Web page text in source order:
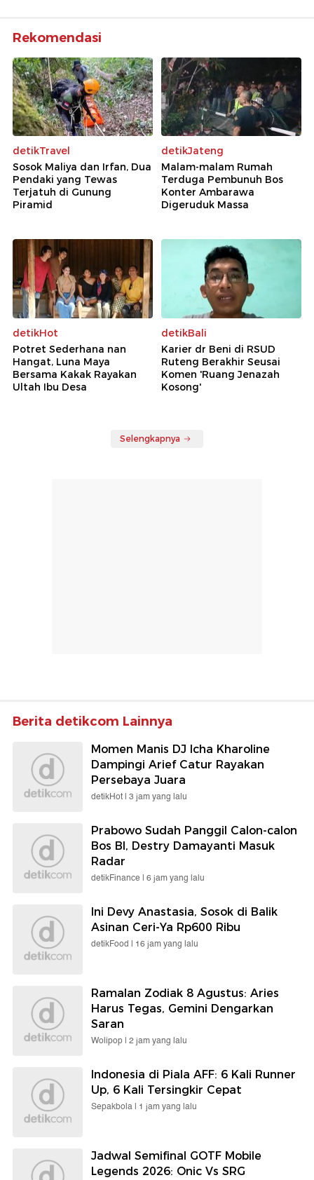
Rekomendasi
detikTravel
Sosok Maliya dan Irfan, Dua
Pendaki yang Tewas
Terjatuh di Gunung
Piramid
detikJateng
Malam-malam Rumah
Terduga Pembunuh Bos
Konter Ambarawa
Digeruduk Massa
detikHot
Potret Sederhana nan
Hangat, Luna Maya
Bersama Kakak Rayakan
Ultah Ibu Desa
detikBali
Karier dr Beni di RSUD
Ruteng Berakhir Seusai
Komen 'Ruang Jenazah
Kosong'
Selengkapnya
Berita detikcom Lainnya
Momen Manis DJ Icha Kharoline
Dampingi Arief Catur Rayakan
Persebaya Juara
detikHot | 3 jam yang lalu
Prabowo Sudah Panggil Calon-calon
Bos BI, Destry Damayanti Masuk
Radar
detikFinance | 6 jam yang lalu
Ini Devy Anastasia, Sosok di Balik
Asinan Ceri-Ya Rp600 Ribu
detikFood | 16 jam yang lalu
Ramalan Zodiak 8 Agustus: Aries
Harus Tegas, Gemini Dengarkan
Saran
Wolipop | 2 jam yang lalu
Indonesia di Piala AFF: 6 Kali Runner
Up, 6 Kali Tersingkir Cepat
Sepakbola | 1 jam yang lalu
Jadwal Semifinal GOTF Mobile
Legends 2026: Onic Vs SRG